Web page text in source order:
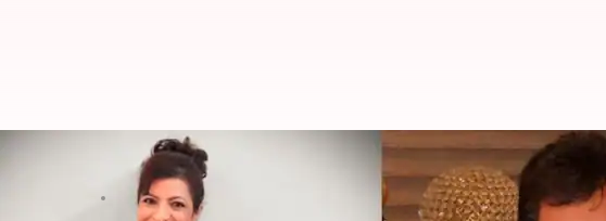
'तारक मेहता...': यौन शोषण के आरोपों पर
May 11, 2023